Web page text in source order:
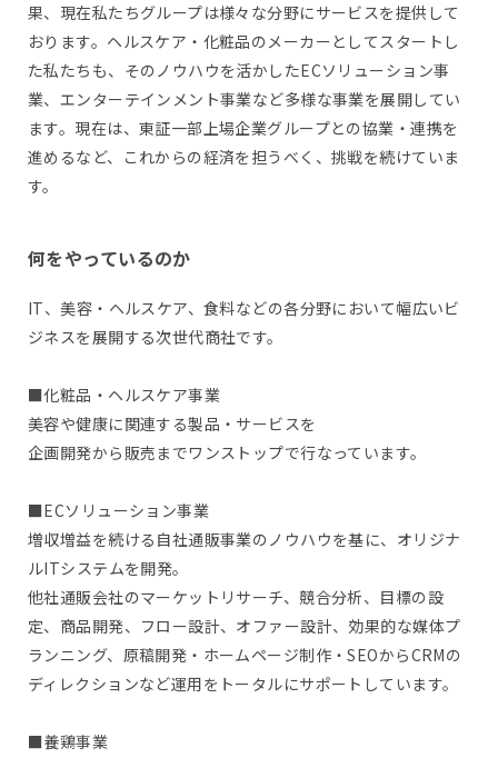
果、現在私たちグループは様々な分野にサービスを提供して
おります。ヘルスケア・化粧品のメーカーとしてスタートし
た私たちも、そのノウハウを活かしたECソリューション事
業、エンターテインメント事業など多様な事業を展開してい
ます。現在は、東証一部上場企業グループとの協業・連携を
進めるなど、これからの経済を担うべく、挑戦を続けていま
す。
何をやっているのか
IT、美容・ヘルスケア、食料などの各分野において幅広いビ
ジネスを展開する次世代商社です。
■化粧品・ヘルスケア事業
美容や健康に関連する製品・サービスを
企画開発から販売までワンストップで行なっています。
■ECソリューション事業
増収増益を続ける自社通販事業のノウハウを基に、オリジナ
ルITシステムを開発。
他社通販会社のマーケットリサーチ、競合分析、目標の設
定、商品開発、フロー設計、オファー設計、効果的な媒体プ
ランニング、原稿開発・ホームページ制作・SEOからCRMの
ディレクションなど運用をトータルにサポートしています。
■養鶏事業